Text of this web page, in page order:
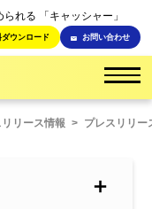
られる 「キャッシャー」
ダウンロード お問い合わせ
リース情報 > プレスリリー
＋